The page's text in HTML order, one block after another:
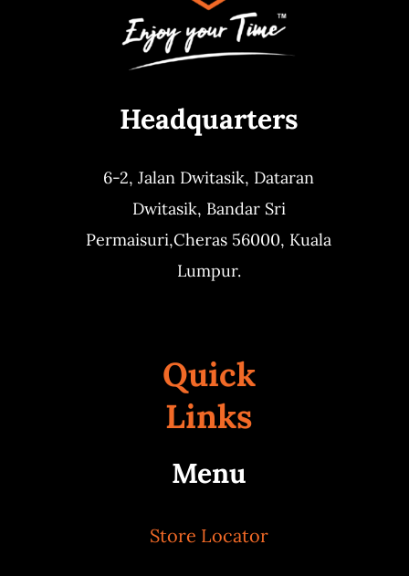
Headquarters
6-2, Jalan Dwitasik, Dataran
Dwitasik, Bandar Sri
Permaisuri,Cheras 56000, Kuala
Lumpur.
Quick
Links
Menu
Store Locator